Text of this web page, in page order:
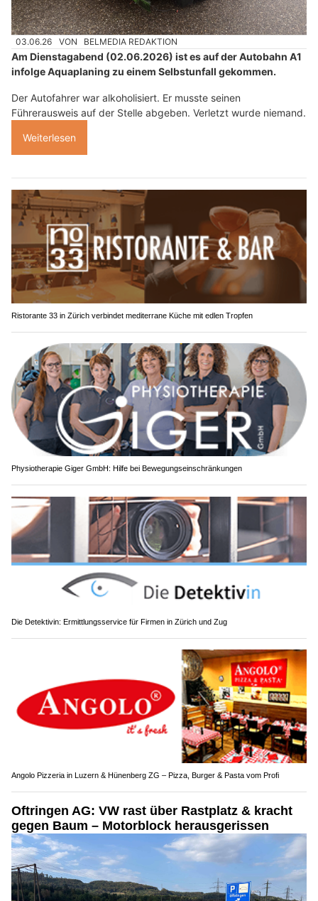
03.06.26 VON BELMEDIA REDAKTION
Am Dienstagabend (02.06.2026) ist es auf der Autobahn A1
infolge Aquaplaning zu einem Selbstunfall gekommen.
Der Autofahrer war alkoholisiert. Er musste seinen
Führerausweis auf der Stelle abgeben. Verletzt wurde niemand.
Weiterlesen
Ristorante 33 in Zürich verbindet mediterrane Küche mit edlen Tropfen
Physiotherapie Giger GmbH: Hilfe bei Bewegungseinschränkungen
Die Detektivin: Ermittlungsservice für Firmen in Zürich und Zug
Angolo Pizzeria in Luzern & Hünenberg ZG – Pizza, Burger & Pasta vom Profi
Oftringen AG: VW rast über Rastplatz & kracht
gegen Baum – Motorblock herausgerissen